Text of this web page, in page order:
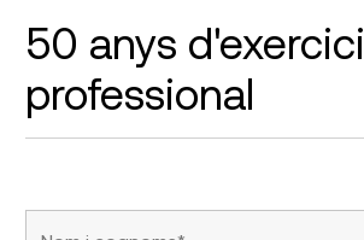
50 anys d'exercici
professional